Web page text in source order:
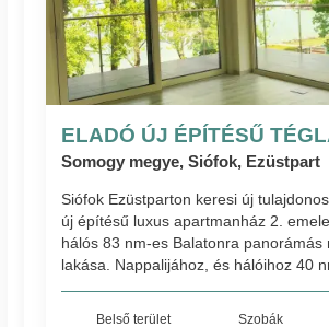
ELADÓ ÚJ ÉPÍTÉSŰ
Somogy megye, Siófok, Ezüstpart
Siófok Ezüstparton keresi új
új építésű luxus apartmanház 2.
hálós 83 nm-es Balatonra panorámás
lakása. Nappalijához, és hálóihoz 40
Belső terület Szobák